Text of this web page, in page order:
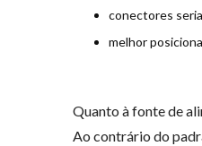
conectores
melhor
Quanto à fonte de
Ao contrário do